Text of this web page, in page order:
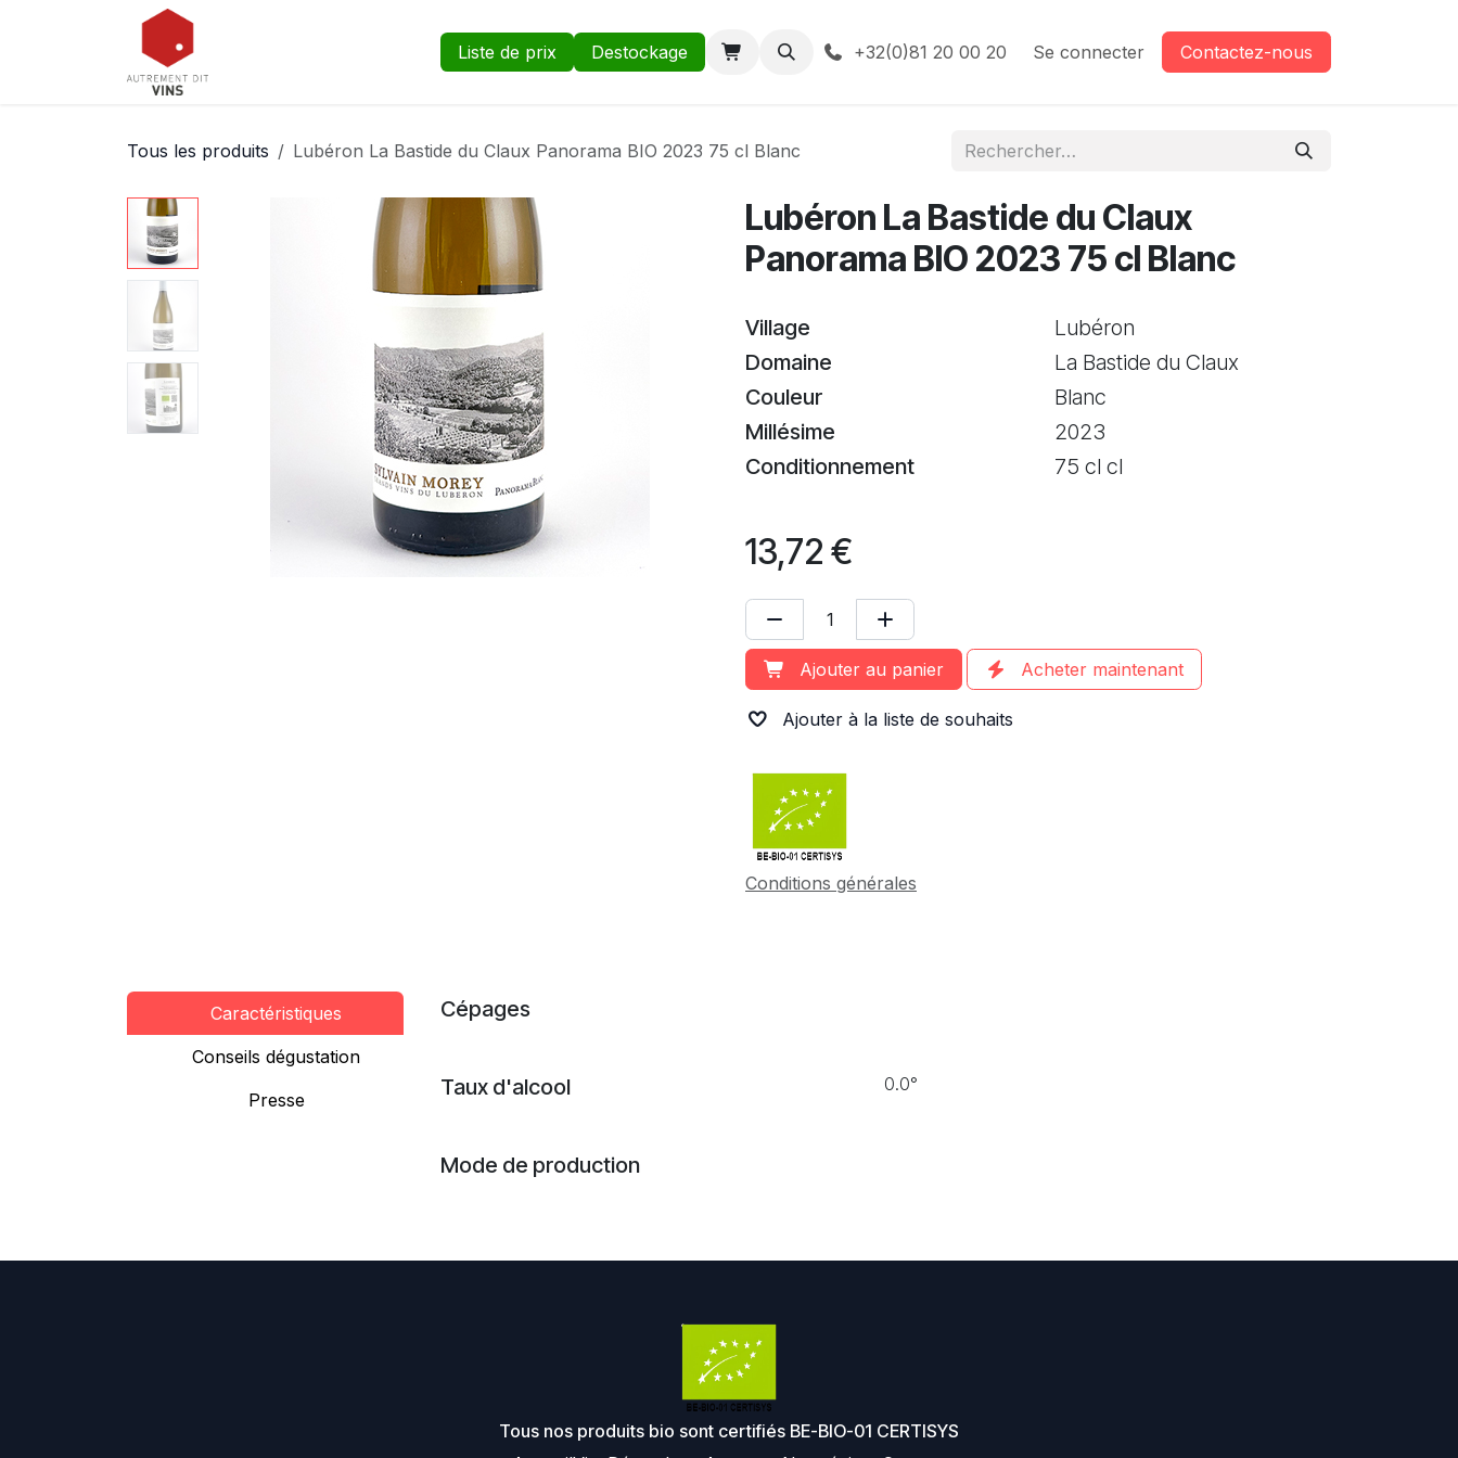
Se rendre au contenu
Liste de prix Destockage +32(0)81 20 00 20 Se connecter Contactez-nous
Tous les produits Lubéron La Bastide du Claux Panorama BIO 2023 75 cl Blanc
Lubéron La Bastide du Claux
Panorama BIO 2023 75 cl Blanc
Village
Lubéron
Domaine
La Bastide du Claux
Couleur
Blanc
Millésime
2023
Conditionnement
75 cl cl
13,72 €
Ajouter au panier Acheter maintenant
Ajouter à la liste de souhaits
Conditions générales
Caractéristiques
Conseils dégustation
Presse
Cépages
Taux d'alcool 0.0°
Mode de production
Tous nos produits bio sont certifiés BE-BIO-01 CERTISYS